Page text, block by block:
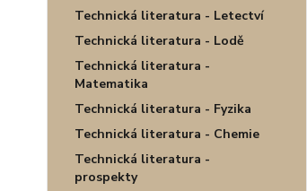
Technická literatura - Letectví
Technická literatura - Lodě
Technická literatura -
Matematika
Technická literatura - Fyzika
Technická literatura - Chemie
Technická literatura -
prospekty